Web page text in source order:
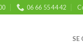
06 66 55 44 42
SE